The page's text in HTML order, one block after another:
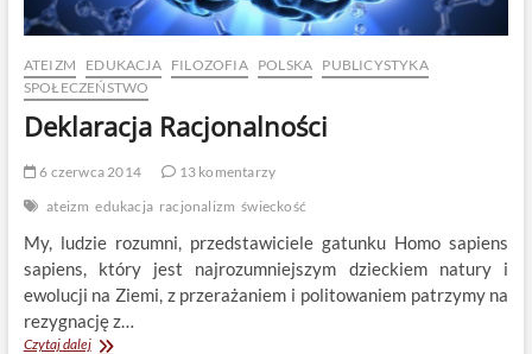
ATEIZM EDUKACJA FILOZOFIA POLSKA PUBLICYSTYKA
SPOŁECZEŃSTWO
Deklaracja Racjonalności
6 czerwca 2014
13 komentarzy
ateizm edukacja racjonalizm świeckość
My, ludzie rozumni, przedstawiciele gatunku Homo sapiens
sapiens, który jest najrozumniejszym dzieckiem natury i
ewolucji na Ziemi, z przerażaniem i politowaniem patrzymy na
rezygnację z…
Czytaj dalejDeklaracja